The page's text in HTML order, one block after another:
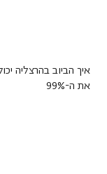
איך הביוב בהרצליה
את ה-99%